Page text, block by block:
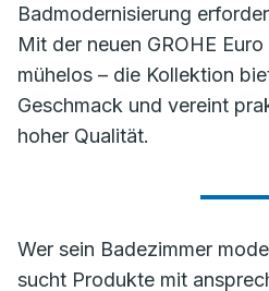
Badmodernisierung
Mit der neuen GROHE
mühelos – die Kollektion
Geschmack und vereint
hoher Qualität.
Wer sein Badezimmer
sucht Produkte mit